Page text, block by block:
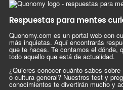
Respuestas para mentes
Quonomy.com es un portal web con
más inquietas. Aquí encontrarás
que te haces. Te contamos el dónde,
todo aquello que está de actualidad.
¿Quieres conocer cuánto sabes
o cultura general? Nuestros test y
conocimientos te divertirán mucho y